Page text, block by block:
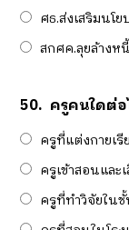
ศธ.ส่งเสริมนโ
สกศค.ลุยล้างห
50. ครูคนใดต่
ครูที่แต่งกายเรี
ครูเข้าสอนและ
ครูที่ทำวิจัยใน